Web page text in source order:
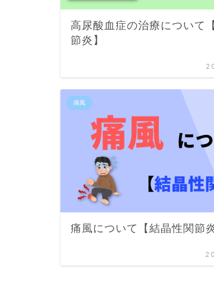
高尿酸血症の治療について
節炎】
痛風
痛風について【結晶性関節炎